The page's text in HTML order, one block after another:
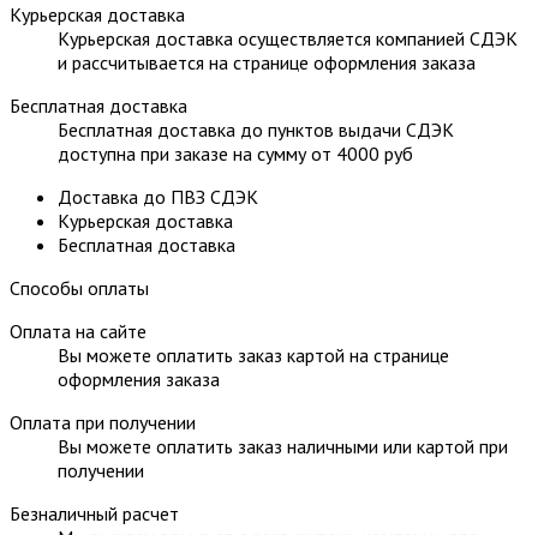
Курьерская доставка
Курьерская доставка осуществляется компанией СДЭК
и рассчитывается на странице оформления заказа
Бесплатная доставка
Бесплатная доставка до пунктов выдачи СДЭК
доступна при заказе на сумму от 4000 руб
Доставка до ПВЗ СДЭК
Курьерская доставка
Бесплатная доставка
Способы оплаты
Оплата на сайте
Вы можете оплатить заказ картой на странице
оформления заказа
Оплата при получении
Вы можете оплатить заказ наличными или картой при
получении
Безналичный расчет